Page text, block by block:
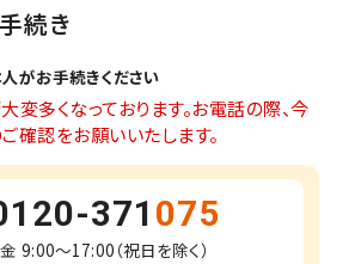
続き
がお手続きください
多くなっております。お電話の際、今
確認をお願いいたします。
371 075
9:00～17:00（祝日を除く）